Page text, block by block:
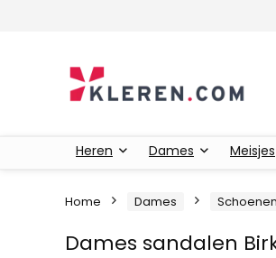
Heren Dames Meisjes
Home Dames Schoenen
Dames sandalen